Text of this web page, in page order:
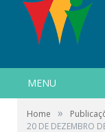
MENU
Home »
20 DE DEZEMBRO